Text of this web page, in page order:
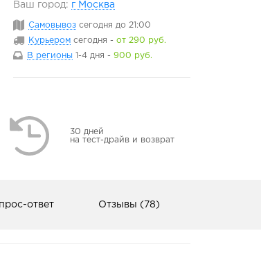
Ваш город: г Москва
Самовывоз сегодня до 21:00
Курьером сегодня - от 290 руб.
В регионы 1-4 дня - 900 руб.
30 дней
на тест-драйв и возврат
ответ Отзывы (78)